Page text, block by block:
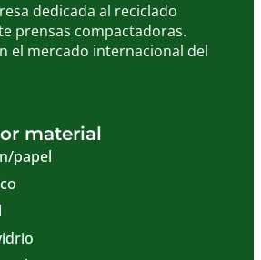
dedicada al reciclado
prensas compactadoras.
el mercado internacional del
material
papel